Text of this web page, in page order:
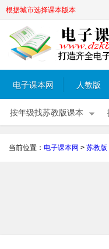
根据城市选择课本版本
电子课本网 人教版
按年级找苏教版课本
当前位置： 电子课本网 > 苏教版